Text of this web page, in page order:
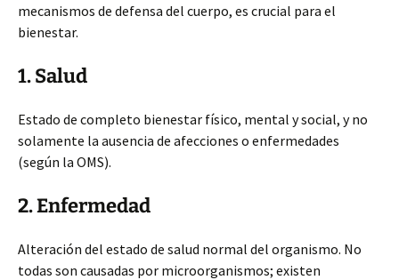
mecanismos de defensa del cuerpo, es crucial para el
bienestar.
1. Salud
Estado de completo bienestar físico, mental y social, y no
solamente la ausencia de afecciones o enfermedades
(según la OMS).
2. Enfermedad
Alteración del estado de salud normal del organismo. No
todas son causadas por microorganismos; existen